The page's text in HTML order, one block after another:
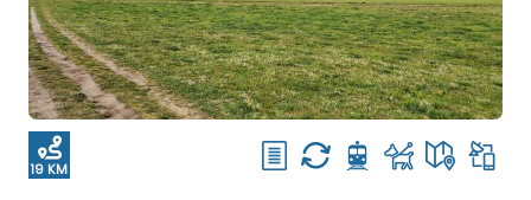
19 KM